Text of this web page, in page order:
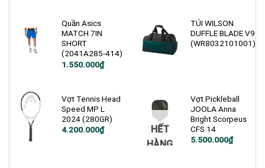
1.500.000₫.
Quần Asics
MATCH 7IN
SHORT
(2041A285-414)
1.550.000₫
TÚI WILSON
DUFFLE BLADE V9
(WR8032101001)
Vợt Tennis Head
Speed MP L
2024 (280GR)
4.200.000₫
HẾT
HÀNG
Vợt Pickleball
JOOLA Anna
Bright Scorpeus
CFS 14
5.500.000₫